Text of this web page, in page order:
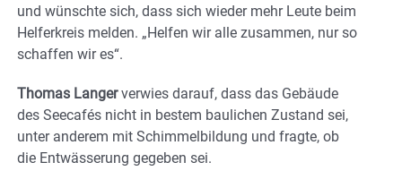
und wünschte sich, dass sich wieder mehr Leute beim
Helferkreis melden. „Helfen wir alle zusammen, nur so
schaffen wir es“.
Thomas Langerverwies darauf, dass das Gebäude
des Seecafés nicht in bestem baulichen Zustand sei,
unter anderem mit Schimmelbildung und fragte, ob
die Entwässerung gegeben sei.